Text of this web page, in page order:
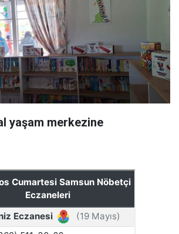
yaşam merkezine